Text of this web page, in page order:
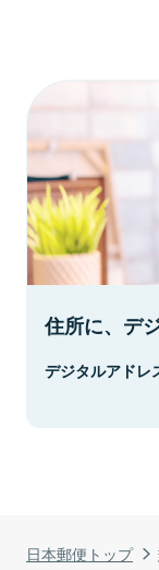
日本郵便トップ
住所に、デ
デジタルアドレ